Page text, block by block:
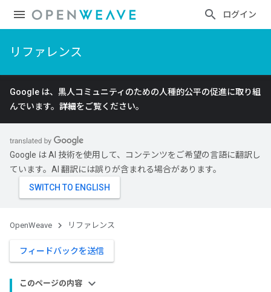
ログイン
リファレンス
Google は、黒人コミュニティのための人種的公平の促進に取り組
んでいます。 詳細をご覧ください。
Google は AI 技術を使用して、コンテンツをご希望の言語に翻訳し
ています。AI 翻訳には誤りが含まれる場合があります。
OpenWeave リファレンス
フィードバックを送信
このページの内容